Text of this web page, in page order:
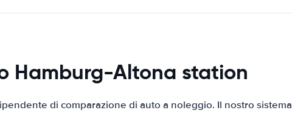
Hamburg-Altona station
di comparazione di auto a noleggio. Il nostro sistema